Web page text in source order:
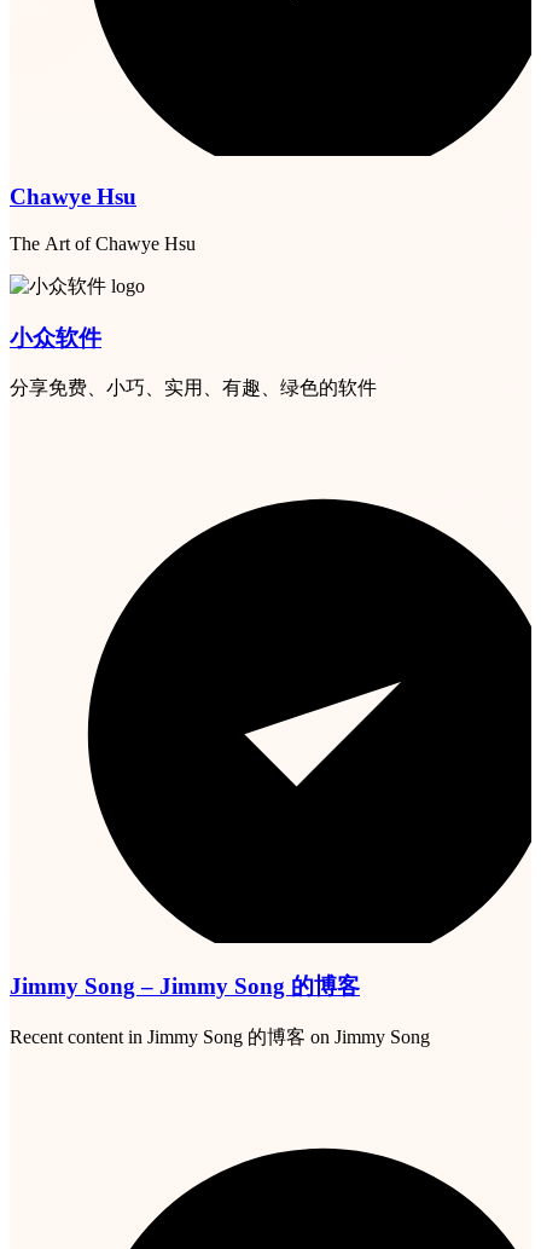
Chawye Hsu
The Art of Chawye Hsu
小众软件
分享免费、小巧、实用、有趣、绿色的软件
Jimmy Song – Jimmy Song 的博客
Recent content in Jimmy Song 的博客 on Jimmy Song